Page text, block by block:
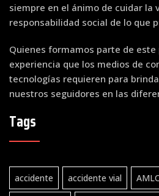
siempre en el ánimo de cuidar la
responsabilidad social de lo que
Quienes formamos parte de
experiencia que los medios de
tecnologías requieren para
nuestros seguidores en las
Tags
accidente accidente vial